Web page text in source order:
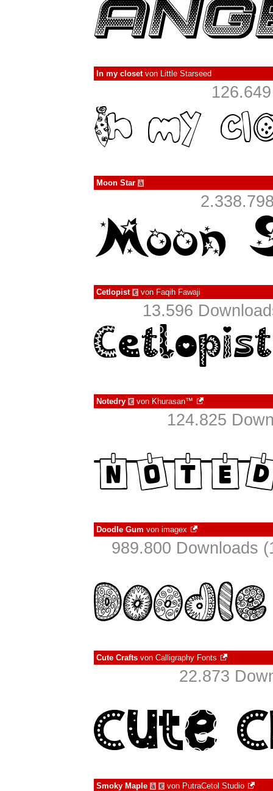
In my closetvon Little Starseed
Moon Star à
Cetlopist € von Faqih Fawaji
13.596
Notedry € von Khurasan™
124.825
Doodle Gum von imagex
989.800 Downloads
Cute Crafts von Calligraphy Fonts
22.873
Smoky Maple à € von PutraCetol Studio